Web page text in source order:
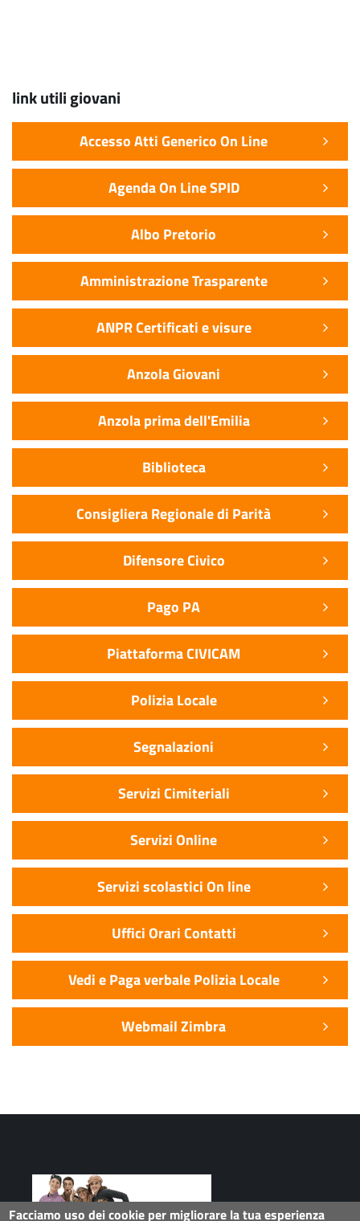
link utili giovani
Accesso Atti Generico On Line
Agenda On Line SPID
Albo Pretorio
Amministrazione Trasparente
ANPR Certificati e visure
Anzola Giovani
Anzola prima dell'Emilia
Biblioteca
Consigliera Regionale di Parità
Difensore Civico
Pago PA
Piattaforma CIVICAM
Polizia Locale
Segnalazioni
Servizi Cimiteriali
Servizi Online
Servizi scolastici On line
Uffici Orari Contatti
Vedi e Paga verbale Polizia Locale
Webmail Zimbra
Facciamo uso dei cookie per migliorare la tua esperienza